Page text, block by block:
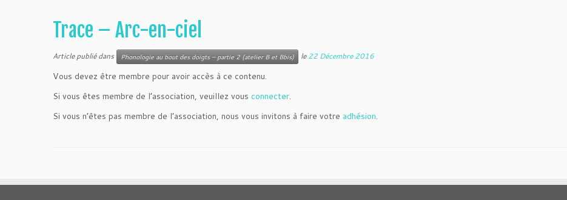
Trace – Arc-en-ciel
Article publié dans Phonologie au bout des doigts – partie 2 (atelier B et Bbis) le22 Décembre 2016
Vous devez être membre pour avoir accès à ce contenu.
Si vous êtes membre de l’association, veuillez vous connecter.
Si vous n’êtes pas membre de l’association, nous vous invitons à faire votre adhésion.